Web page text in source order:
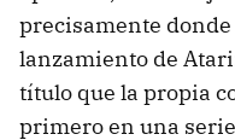
precisamente
lanzamiento de
título que la propia
primero en una